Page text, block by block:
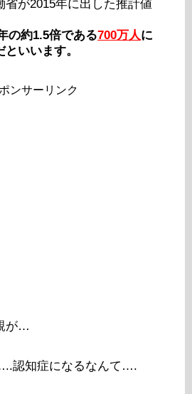
省が2015年に出した推計値
の約1.5倍である700万人に
いいます。
ンサーリンク
が…
認知症になるなんて….